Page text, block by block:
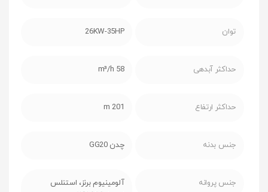
توان 26KW-35HP
حداکثر آبدهی 58 m³/h
حداکثر ارتفاع 201 m
جنس بدنه چدن GG20
جنس پروانه
آلومینیوم برنز، استنلس